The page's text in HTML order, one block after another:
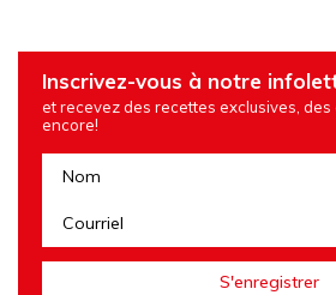
Inscrivez-vous à notre
et recevez des recettes exclusives, des
encore!